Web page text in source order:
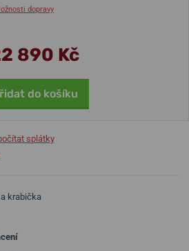
dopravy
890 Kč
do košíku
splátky
krabička